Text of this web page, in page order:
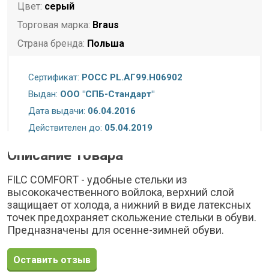
Цвет: серый
Торговая марка: Braus
Страна бренда: Польша
Комплектация:Стельки
Сертификат
Сертификат: РОСС PL.АГ99.H06902
Выдан: ООО "СПБ-Стандарт"
Дата выдачи: 06.04.2016
Действителен до: 05.04.2019
Описание товара
FILC COMFORT - удобные стельки из
высококачественного войлока, верхний слой
защищает от холода, а нижний в виде латексных
точек предохраняет скольжение стельки в обуви.
Предназначены для осенне-зимней обуви.
Оставить отзыв